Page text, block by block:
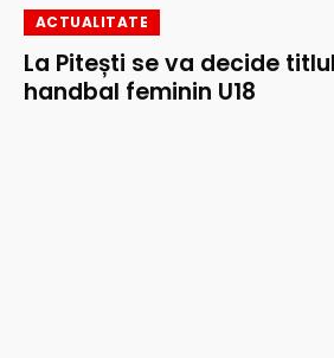
ACTUALITATE
La Pitești se va decide
handbal feminin U18